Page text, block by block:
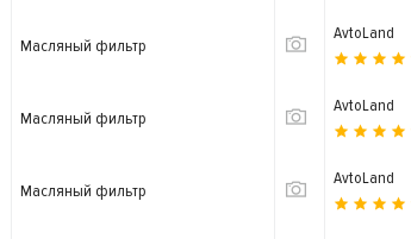
Масляный фильтр
AvtoLand
Масляный фильтр
AvtoLand
Масляный фильтр
AvtoLand